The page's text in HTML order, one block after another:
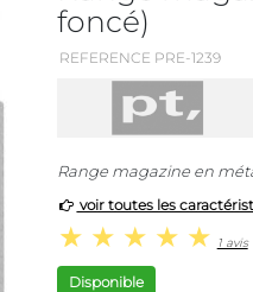
foncé)
REFERENCE PRE-1239
Range magazine en
voir toutes les
1 avis
Disponible